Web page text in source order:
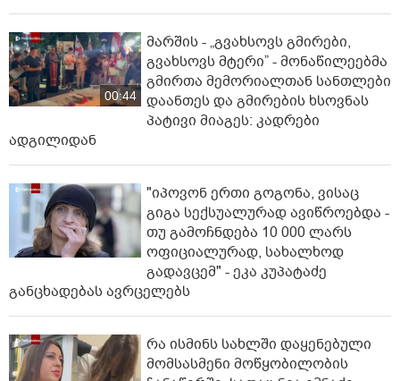
00:44
მარშის - „გვახსოვს გმირები,
გვახსოვს მტერი” - მონაწილეებმა
გმირთა მემორიალთან სანთლები
დაანთეს და გმირების ხსოვნას
პატივი მიაგეს: კადრები
ადგილიდან
"იპოვონ ერთი გოგონა, ვისაც
გიგა სექსუალურად ავიწროებდა -
თუ გამოჩნდება 10 000 ლარს
ოფიციალურად, სახალხოდ
გადავცემ" - ეკა კუპატაძე
განცხადებას ავრცელებს
რა ისმინს სახლში დაყენებული
მომსასმენი მოწყობილობის